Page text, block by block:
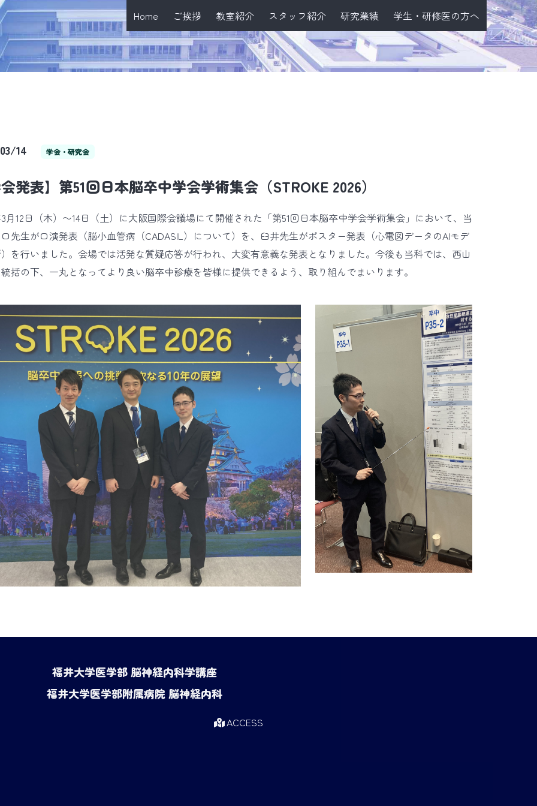
Home ご挨拶 教室紹介 スタッフ紹介 研究業績 学生・研修医の方へ
14 学会・研究会
発表】第51回日本脳卒中学会学術集会（STROKE 2026）
月12日（木）〜14日（土）に大阪国際会議場にて開催された「第51回日本脳卒中学会学術集会」において、当
先生が口演発表（脳小血管病（CADASIL）について）を、臼井先生がポスター発表（心電図データのAIモデ
を行いました。会場では活発な質疑応答が行われ、大変有意義な発表となりました。今後も当科では、西山
括の下、一丸となってより良い脳卒中診療を皆様に提供できるよう、取り組んでまいります。
福井大学医学部 脳神経内科学講座
福井大学医学部附属病院 脳神経内科
ACCESS